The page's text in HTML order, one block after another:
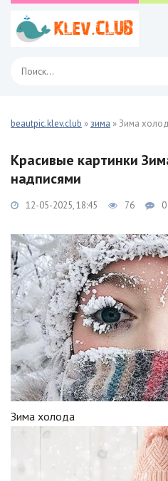
beautpic.klev.club »зима » Зима
Красивые картинки
надписями
12-05-2025, 18:45 76 0
Зима холода